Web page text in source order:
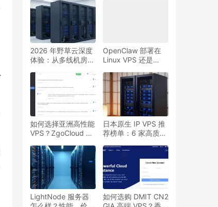
餐对比解析（含促销
套餐）
2026 年野草云深度
体验：从多线机房、
怎么选才不踩坑
OpenClaw 部署在
Linux VPS 还是
权限和长期运行对比
如何选择亚洲高性能
VPS？ZgoCloud 与
及长期使用建议
日本原生 IP VPS 推
荐榜单：6 家高质量
评测
LightNode 服务器
如何选购 DMIT CN2